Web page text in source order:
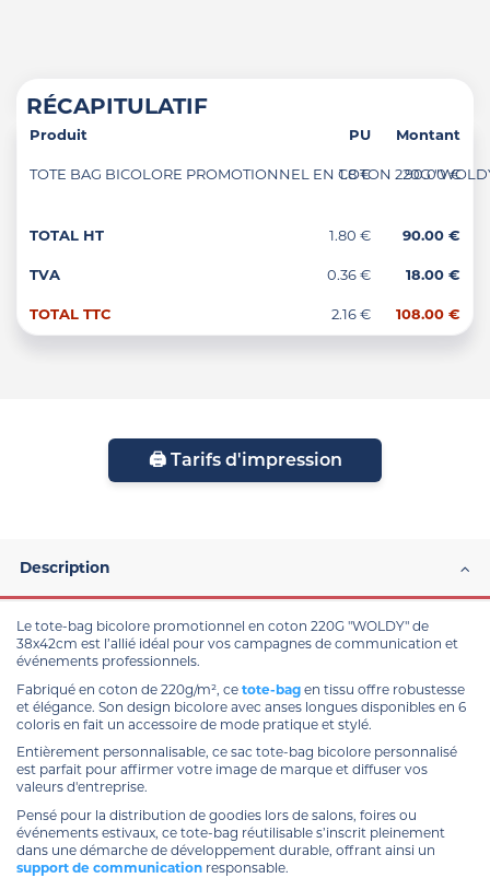
RÉCAPITULATIF
Produit PU Montant
TOTE BAG BICOLORE PROMOTIONNEL EN COTON 220G
1.8 € 90.00 €
TOTAL HT 1.80 € 90.00 €
TVA 0.36 € 18.00 €
TOTAL TTC 2.16 € 108.00 €
🖨️ Tarifs d'impression
Description
Le tote-bag bicolore promotionnel en coton 220G "WOLDY" de
38x42cm est l’allié idéal pour vos campagnes de communication et
événements professionnels.
Fabriqué en coton de 220g/m², ce tote-bag en tissu offre robustesse
et élégance. Son design bicolore avec anses longues disponibles en 6
coloris en fait un accessoire de mode pratique et stylé.
Entièrement personnalisable, ce sac tote-bag bicolore personnalisé
est parfait pour affirmer votre image de marque et diffuser vos
valeurs d'entreprise.
Pensé pour la distribution de goodies lors de salons, foires ou
événements estivaux, ce tote-bag réutilisable s’inscrit pleinement
dans une démarche de développement durable, offrant ainsi un
support de communication responsable.